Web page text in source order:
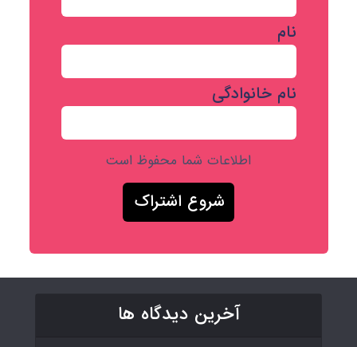
نام
نام خانوادگی
اطلاعات شما محفوظ است
آخرین دیدگاه ها